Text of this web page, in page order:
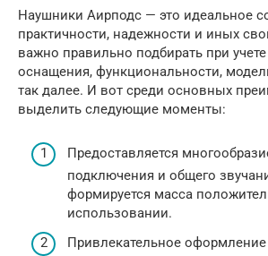
Наушники Аирподс — это идеальное
практичности, надежности и иных
важно правильно подбирать при
оснащения, функциональности,
так далее. И вот среди основных
выделить следующие моменты:
Предоставляется
подключения и общего
формируется масса
использовании.
Привлекательное